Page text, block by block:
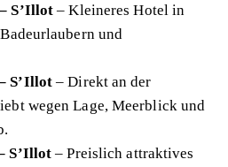
S’Illot – Kleineres Hotel in
und
S’Illot – Direkt an der
wegen Lage, Meerblick und
S’Illot – Preislich attraktives